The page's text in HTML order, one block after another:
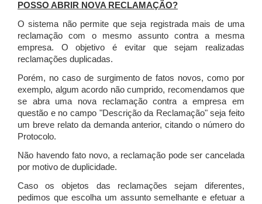
POSSO ABRIR NOVA RECLAMAÇÃO?
O sistema não permite que seja registrada mais de uma
reclamação com o mesmo assunto contra a mesma
empresa. O objetivo é evitar que sejam realizadas
reclamações duplicadas.
Porém, no caso de surgimento de fatos novos, como por
exemplo, algum acordo não cumprido, recomendamos que
se abra uma nova reclamação contra a empresa em
questão e no campo "Descrição da Reclamação" seja feito
um breve relato da demanda anterior, citando o número do
Protocolo.
Não havendo fato novo, a reclamação pode ser cancelada
por motivo de duplicidade.
Caso os objetos das reclamações sejam diferentes,
pedimos que escolha um assunto semelhante e efetuar a